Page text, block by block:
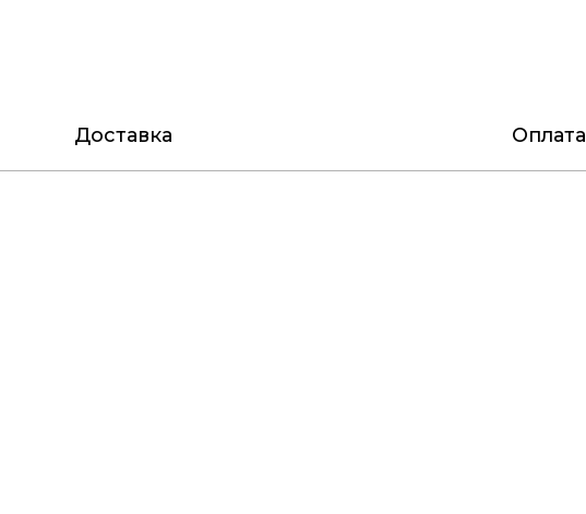
Доставка Оплата